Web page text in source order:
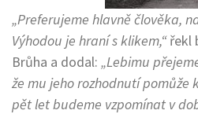
„Preferujeme hlavně člověka,
Výhodou je hraní s klikem,“řekl
Brůha a dodal: „Lebimu
že mu jeho rozhodnutí pomůže
pět let budeme vzpomínat v